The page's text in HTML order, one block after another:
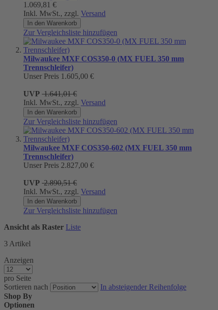
1.069,81 €
Inkl. MwSt., zzgl. Versand
In den Warenkorb
Zur Vergleichsliste hinzufügen
Milwaukee MXF COS350-0 (MX FUEL 350 mm
Trennschleifer)
Unser Preis 1.605,00 €
UVP 1.641,01 €
Inkl. MwSt., zzgl. Versand
In den Warenkorb
Zur Vergleichsliste hinzufügen
Milwaukee MXF COS350-602 (MX FUEL 350 mm
Trennschleifer)
Unser Preis 2.827,00 €
UVP 2.890,51 €
Inkl. MwSt., zzgl. Versand
In den Warenkorb
Zur Vergleichsliste hinzufügen
Ansicht als Raster Liste
3 Artikel
Anzeigen
pro Seite
Sortieren nach
In absteigender Reihenfolge
Shop By
Optionen